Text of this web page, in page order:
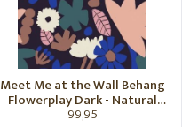
Meet Me at the Wall Behang
Flowerplay Dark - Natural
Noord
99,95